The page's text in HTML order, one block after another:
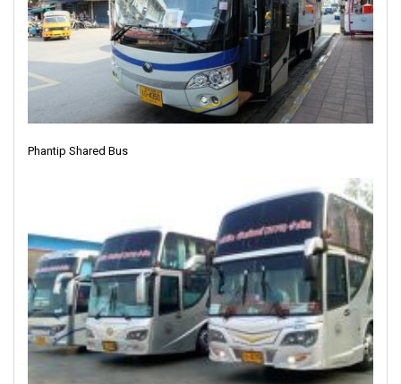
Phantip Shared Bus